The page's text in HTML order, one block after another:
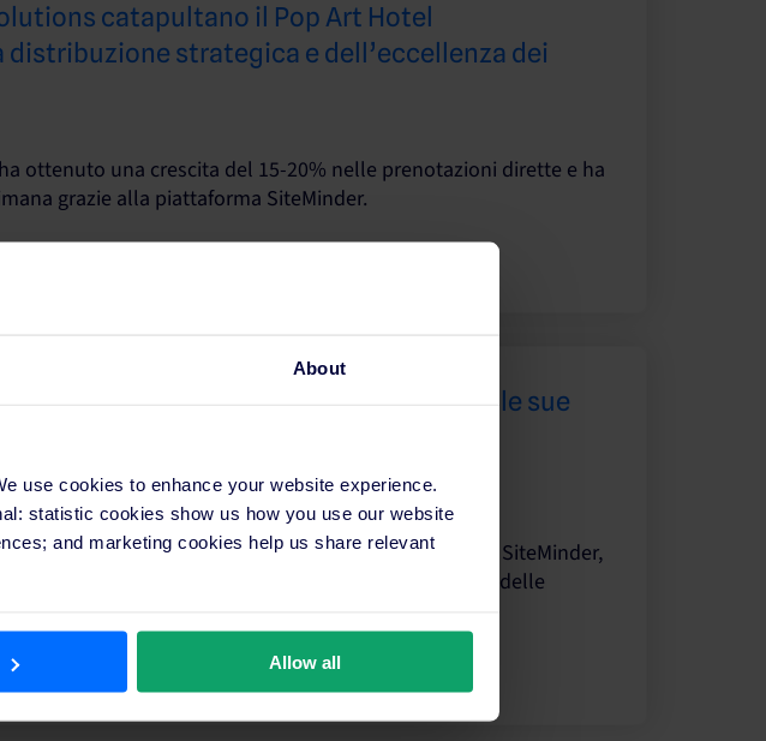
About
use cookies to enhance your website experience.
statistic cookies show us how you use our website
and marketing cookies help us share relevant
Allow all
catapultano il Pop Art Hotel
distribuzione strategica e dell’eccellenza dei
ottenuto una crescita del 15-20% nelle prenotazioni dirette e ha
grazie alla piattaforma SiteMinder.
Come Luna Volcán ha trasformato le sue
di SiteMinder
la piattaforma di distribuzione e gestione dei ricavi di SiteMinder,
successo straordinario, con un aumento del fatturato delle